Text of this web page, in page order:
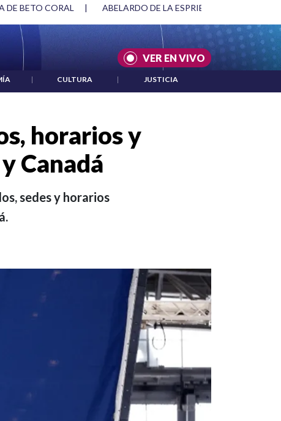
DE BETO CORAL | ABELARDO DE LA ESPRIELLA Y DMG
VER EN VIVO
| CULTURA | JUSTICIA
horarios y
Canadá
sedes y horarios